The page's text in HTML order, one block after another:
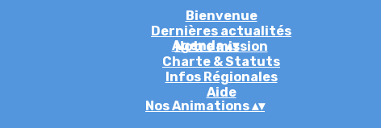
Bienvenue
Dernières actualités
Notre mission
Charte & Statuts
Infos Régionales
Aide
Agenda▴▾
Nos Animations▴▾